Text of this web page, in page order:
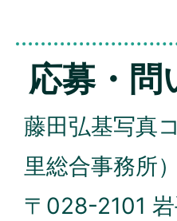
応募・問
藤田弘基写真
里総合事務所）
〒028-2101